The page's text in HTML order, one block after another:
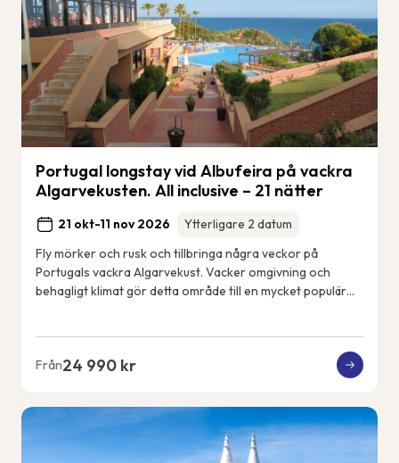
Portugal longstay vid Albufeira på vackra
Algarvekusten. All inclusive – 21 nätter
21 okt-11 nov 2026
Ytterligare 2 datum
Fly mörker och rusk och tillbringa några veckor på
Portugals vackra Algarvekust. Vacker omgivning och
behagligt klimat gör detta område till en mycket populär
Från24 990 kr